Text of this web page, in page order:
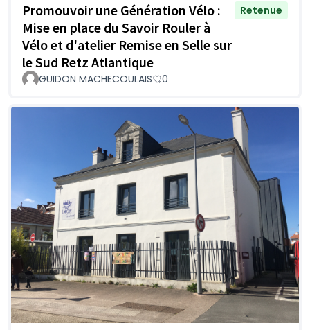
Promouvoir une Génération Vélo :
Mise en place du Savoir Rouler à
Vélo et d'atelier Remise en Selle sur
le Sud Retz Atlantique
Retenue
GUIDON MACHECOULAIS 0